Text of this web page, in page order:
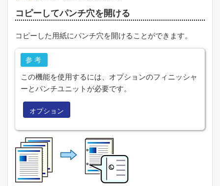
コピーしてパンチ穴を開ける
コピーした⽤紙にパンチ⽳を開けることができます。
参考
この機能を使用するには、オプションのフィニッシャ
ーとパンチユニットが必要です。
オプション